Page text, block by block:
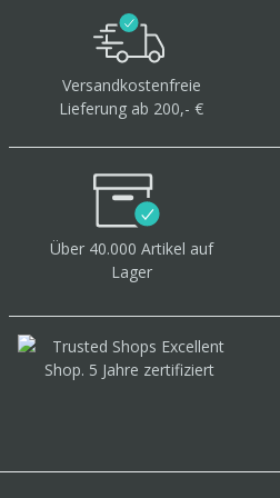
Versandkostenfreie
Lieferung ab 200,- €
Über 40.000 Artikel auf
Lager